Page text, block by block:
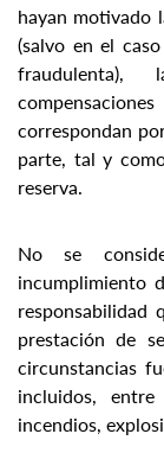
hayan motivado
(salvo en el
correspondan
parte, tal y
reserva.
No se
incumplimiento
responsabilidad
prestación de
circunstancias
incluidos,
incendios,